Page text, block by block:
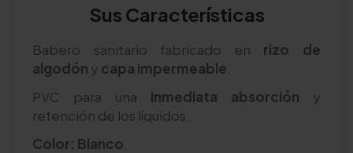
Sus Características
Babero sanitario fabricado en rizo de
algodón y capa impermeable
PVC para una inmediata absorción y
retención de los líquidos.
Color: Blanco